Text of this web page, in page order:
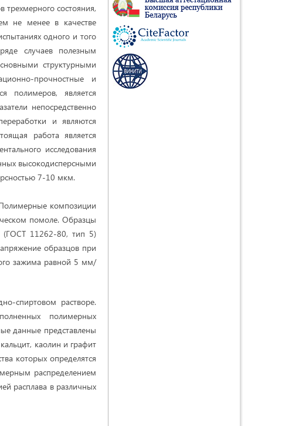
трехмерного состояния,
не менее в качестве
одного и того
случаев полезным
структурными
прочностные и
полимеров, является
непосредственно
и являются
работа является
исследования
высокодисперсными
7-10 мкм.
композиции
помоле. Образцы
(ГОСТ 11262-80, тип 5)
образцов при
зажима равной 5 мм/
спиртовом растворе.
полимерных
данные представлены
каолин и графит
которых определятся
распределением
расплава в различных